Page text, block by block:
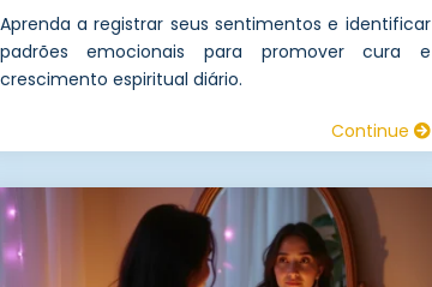
Aprenda a registrar seus sentimentos e identificar
padrões emocionais para promover cura e
crescimento espiritual diário.
Continue